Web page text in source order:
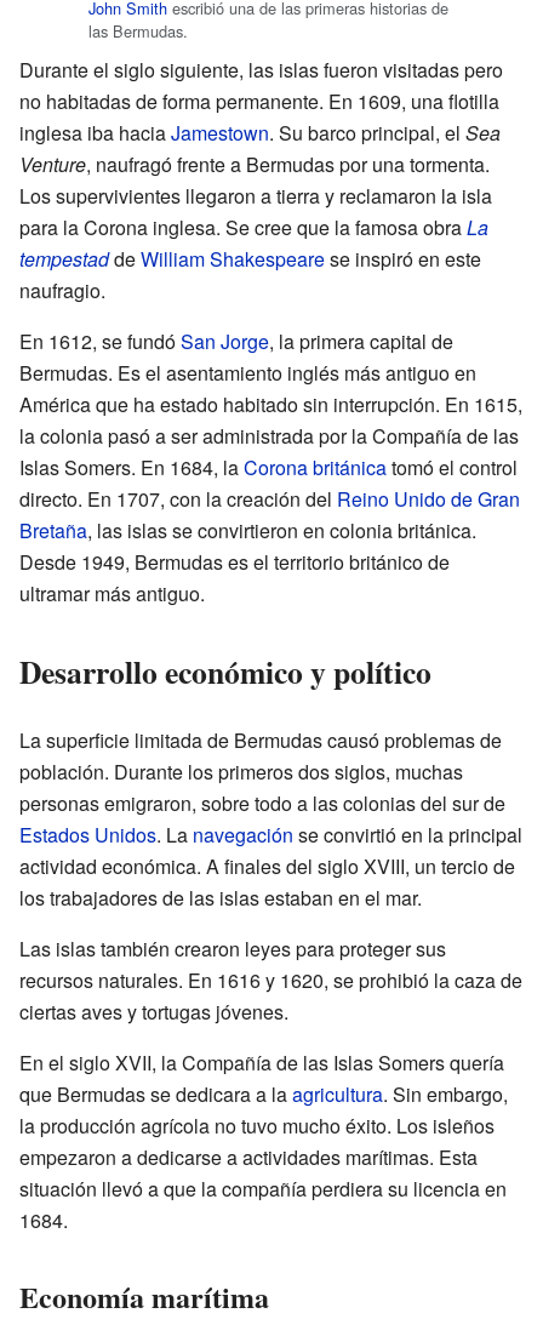
John Smith escribió una de las primeras historias de
las Bermudas.
Durante el siglo siguiente, las islas fueron visitadas pero
no habitadas de forma permanente. En 1609, una flotilla
inglesa iba haciaJamestown. Su barco principal, el Sea
Venture, naufragó frente a Bermudas por una tormenta.
Los supervivientes llegaron a tierra y reclamaron la isla
para la Corona inglesa. Se cree que la famosa obraLa
tempestaddeWilliam Shakespearese inspiró en este
naufragio.
En 1612, se fundóSan Jorge, la primera capital de
Bermudas. Es el asentamiento inglés más antiguo en
América que ha estado habitado sin interrupción. En 1615,
la colonia pasó a ser administrada por la Compañía de las
Islas Somers. En 1684, laCorona británicatomó el control
directo. En 1707, con la creación del Reino Unido de Gran
Bretaña, las islas se convirtieron en colonia británica.
Desde 1949, Bermudas es el territorio británico de
ultramar más antiguo.
Desarrollo económico y político
La superficie limitada de Bermudas causó problemas de
población. Durante los primeros dos siglos, muchas
personas emigraron, sobre todo a las colonias del sur de
Estados Unidos. La navegación se convirtió en la principal
actividad económica. A finales del siglo XVIII, un tercio de
los trabajadores de las islas estaban en el mar.
Las islas también crearon leyes para proteger sus
recursos naturales. En 1616 y 1620, se prohibió la caza de
ciertas aves y tortugas jóvenes.
En el siglo XVII, la Compañía de las Islas Somers quería
que Bermudas se dedicara a laagricultura. Sin embargo,
la producción agrícola no tuvo mucho éxito. Los isleños
empezaron a dedicarse a actividades marítimas. Esta
situación llevó a que la compañía perdiera su licencia en
1684.
Economía marítima